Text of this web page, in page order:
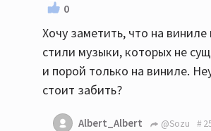
0
Хочу заметить, что на
стили музыки, которых не
и порой только на виниле.
стоит забить?
Albert_Albert @Sozu